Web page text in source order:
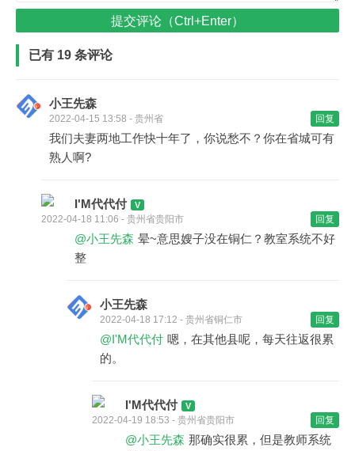
提交评论（Ctrl+Enter）
已有 19 条评论
小王先森
2022-04-15 13:58 - 贵州省 回复
我们夫妻两地工作快十年了，你说愁不？你在省城可有
熟人啊?
I'M代代付
2022-04-18 11:06 - 贵州省贵阳市 回复
@小王先森 晕~意思嫂子没在铜仁？教室系统不好
整
小王先森
2022-04-18 17:12 - 贵州省铜仁市 回复
@I'M代代付 嗯，在其他县呢，每天往返很累
的。
I'M代代付
2022-04-19 18:53 - 贵州省贵阳市 回复
@小王先森 那确实很累，但是教师系统